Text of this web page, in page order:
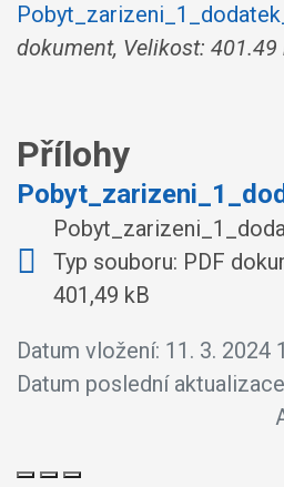
dokument, Velikost: 401.49
Přílohy
Typ souboru: PDF
401,49 kB
Datum vložení: 11. 3. 2024
Datum poslední